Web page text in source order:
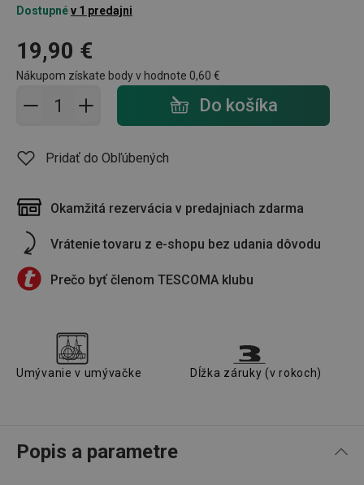
Dostupnév 1 predajni
19,90 €
Nákupom získate body v hodnote 0,60 €
Pridať do košíka - počet Do košíka
Pridať do Obľúbených
Okamžitá rezervácia v predajniach zdarma
Vrátenie tovaru z e-shopu bez udania dôvodu
Prečo byť členom TESCOMA klubu
Umývanie v umývačke Dĺžka záruky (v rokoch)
Popis a parametre